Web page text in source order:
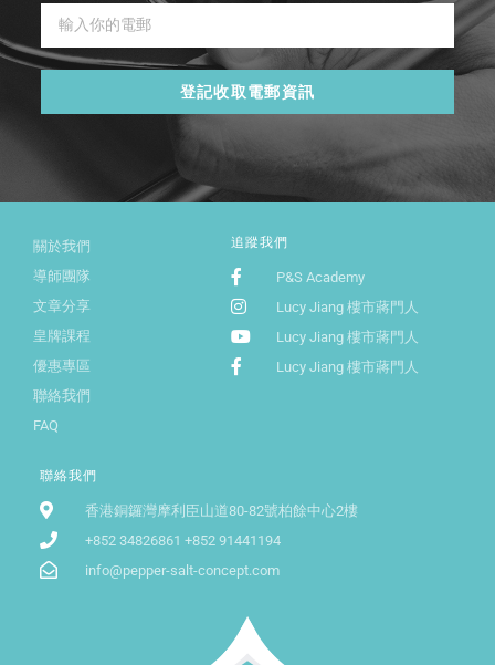
登記收取電郵資訊
聯絡我們
香港銅鑼灣摩利臣山道80-82號柏餘中心2樓
+852 34826861 +852 91441194
info@pepper-salt-concept.com
追蹤我們
P&S Academy
Lucy Jiang 樓市蔣門人
Lucy Jiang 樓市蔣門人
Lucy Jiang 樓市蔣門人
關於我們
導師團隊
文章分享
皇牌課程
優惠專區
聯絡我們
FAQ